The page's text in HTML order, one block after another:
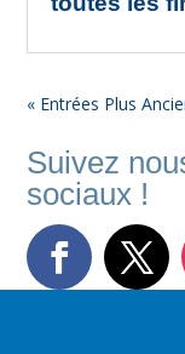
« Entrées Plus
Suivez
sociaux !